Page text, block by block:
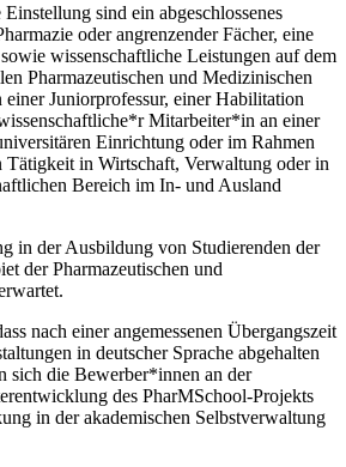
sind ein abgeschlossenes
oder angrenzender Fächer, eine
wissenschaftliche Leistungen auf dem
Pharmazeutischen und Medizinischen
Juniorprofessur, einer Habilitation
Mitarbeiter*in an einer
Einrichtung oder im Rahmen
Tätigkeit in Wirtschaft, Verwaltung oder in
Bereich im In- und Ausland
in der Ausbildung von Studierenden der
der Pharmazeutischen und
nach einer angemessenen Übergangszeit
in deutscher Sprache abgehalten
sich die Bewerber*innen an der
des PharMSchool-Projekts
in der akademischen Selbstverwaltung